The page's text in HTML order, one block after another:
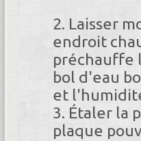
Laisser
endroit
préchauffe
bol d'eau
et
Étaler la
plaque